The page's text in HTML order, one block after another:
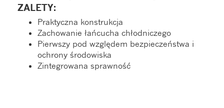
ZALETY:
Praktyczna konstrukcja
Zachowanie łańcucha chłodniczego
Pierwszy pod względem bezpieczeństwa i
ochrony środowiska
Zintegrowana sprawność